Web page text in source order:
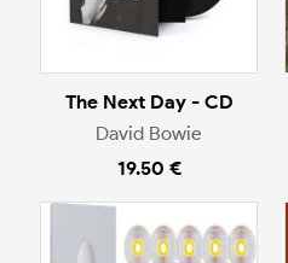
The Next Day - CD
David Bowie
19.50 €